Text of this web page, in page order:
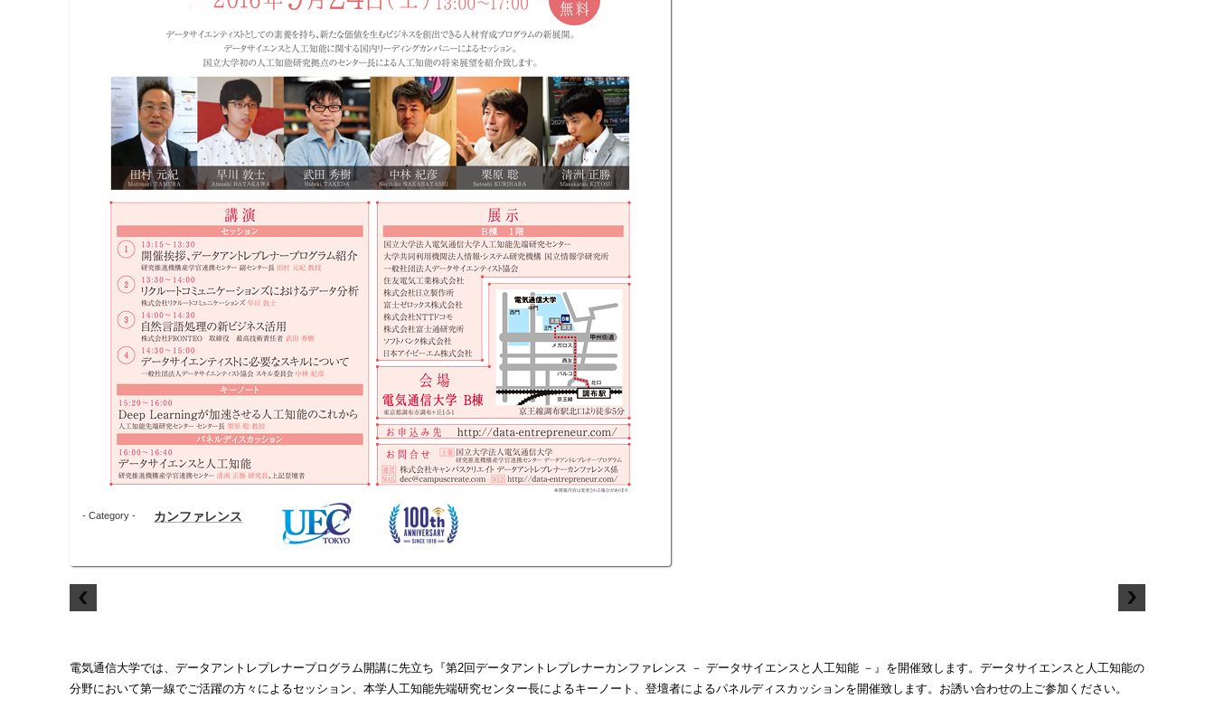
- Category - カンファレンス
電気通信大学では、データアントレプレナープログラム開講に先立ち『第2回データアントレプレナーカンファレンス － データサイエンスと人工知能 －』を開催致します。データサイエンスと人工知能の
分野において第一線でご活躍の方々によるセッション、本学人工知能先端研究センター長によるキーノート、登壇者によるパネルディスカッションを開催致します。お誘い合わせの上ご参加ください。